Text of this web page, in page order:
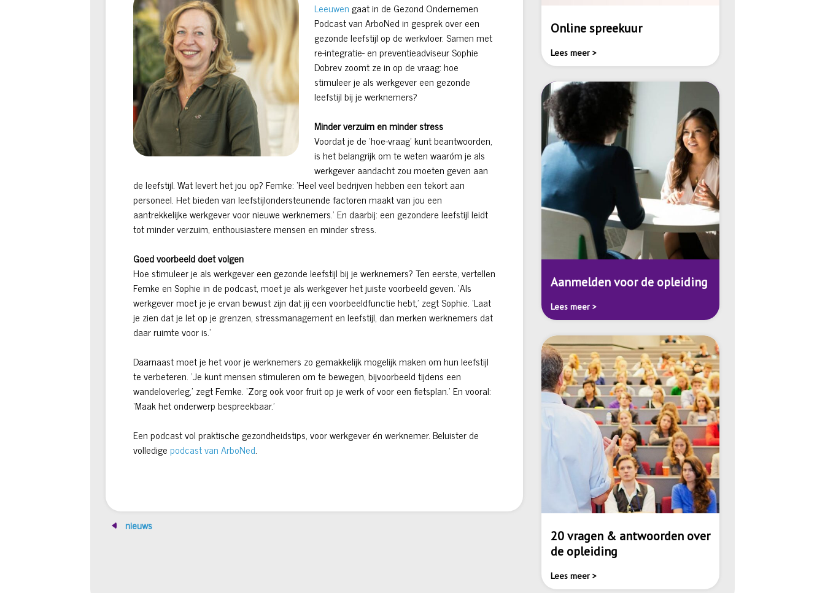
Leeuwen gaat in de Gezond Ondernemen
Podcast van ArboNed in gesprek over een
gezonde leefstijl op de werkvloer. Samen met
re-integratie- en preventieadviseur Sophie
Dobrev zoomt ze in op de vraag: hoe
stimuleer je als werkgever een gezonde
leefstijl bij je werknemers?
Minder verzuim en minder stress
Voordat je de ‘hoe-vraag’ kunt beantwoorden,
is het belangrijk om te weten waaróm je als
werkgever aandacht zou moeten geven aan
de leefstijl. Wat levert het jou op? Femke: ‘Heel veel bedrijven hebben een tekort aan
personeel. Het bieden van leefstijlondersteunende factoren maakt van jou een
aantrekkelijke werkgever voor nieuwe werknemers.’ En daarbij: een gezondere leefstijl leidt
tot minder verzuim, enthousiastere mensen en minder stress.
Goed voorbeeld doet volgen
Hoe stimuleer je als werkgever een gezonde leefstijl bij je werknemers? Ten eerste, vertellen
Femke en Sophie in de podcast, moet je als werkgever het juiste voorbeeld geven. ‘Als
werkgever moet je je ervan bewust zijn dat jij een voorbeeldfunctie hebt,’ zegt Sophie. ‘Laat
je zien dat je let op je grenzen, stressmanagement en leefstijl, dan merken werknemers dat
daar ruimte voor is.’
Daarnaast moet je het voor je werknemers zo gemakkelijk mogelijk maken om hun leefstijl
te verbeteren. ‘Je kunt mensen stimuleren om te bewegen, bijvoorbeeld tijdens een
wandeloverleg,’ zegt Femke. ‘Zorg ook voor fruit op je werk of voor een fietsplan.’ En vooral:
‘Maak het onderwerp bespreekbaar.’
Een podcast vol praktische gezondheidstips, voor werkgever én werknemer. Beluister de
volledigepodcast van ArboNed.
nieuws
Online spreekuur
Lees meer >
Aanmelden voor de opleiding
Lees meer >
20 vragen & antwoorden over
de opleiding
Lees meer >